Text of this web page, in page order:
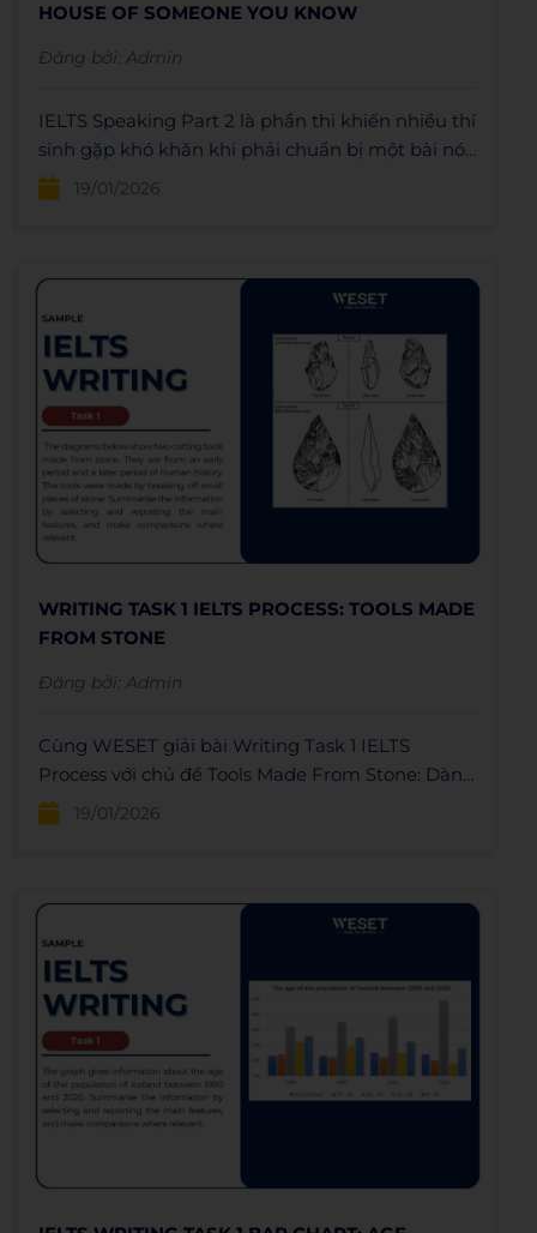
HOUSE OF SOMEONE YOU KNOW
Đăng bởi: Admin
IELTS Speaking Part 2 là phần thi khiến nhiều thí
sinh gặp khó khăn khi phải chuẩn bị một bài nói
dài, đáp ứng đủ 1-2 phút.
19/01/2026
WRITING TASK 1 IELTS PROCESS: TOOLS MADE
FROM STONE
Đăng bởi: Admin
Cùng WESET giải bài Writing Task 1 IELTS
Process với chủ đề Tools Made From Stone: Dàn
bài, bài mẫu và vocabulary.
19/01/2026